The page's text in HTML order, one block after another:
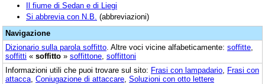
Il fiume di Sedan e di Liegi
Si abbrevia con N.B. (abbreviazioni)
Navigazione
Dizionario sulla parola soffitto . Altre voci vicine alfabeticamente: soffitte
soffitti « soffitto » soffittone soffittoni
Informazioni utili che puoi trovare sul sito: Frasi con lampadario Frasi con
attacca Coniugazione di attaccare Soluzioni con otto lettere